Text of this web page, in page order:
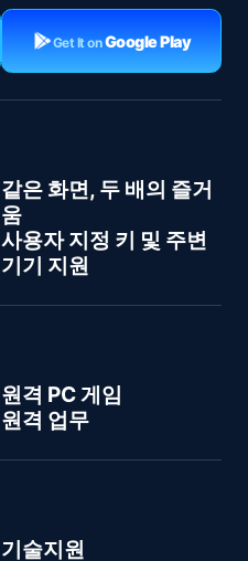
Get It onGoogle Play
같은 화면, 두 배의 즐거
움
사용자 지정 키 및 주변
기기 지원
원격 PC 게임
원격 업무
기술지원